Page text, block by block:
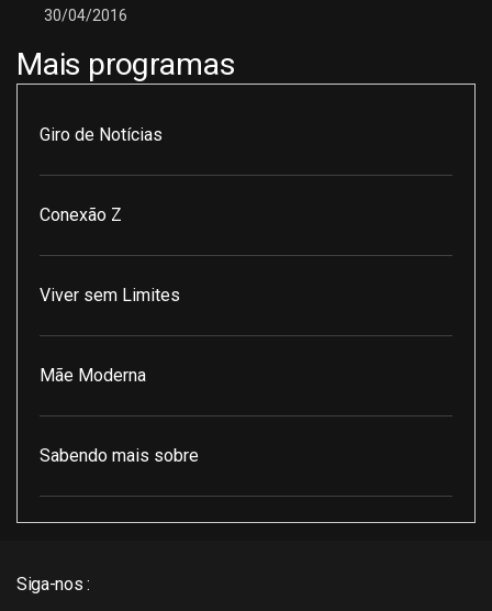
30/04/2016
Mais programas
Giro de Notícias
Conexão Z
Viver sem Limites
Mãe Moderna
Sabendo mais sobre
Siga-nos :